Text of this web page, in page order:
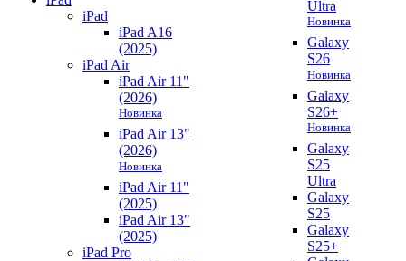
iPad
iPad A16
(2025)
iPad Air
iPad Air 11"
(2026)
Новинка
iPad Air 13"
(2026)
Новинка
iPad Air 11"
(2025)
iPad Air 13"
(2025)
iPad Pro
Ultra
Новинка
Galaxy
S26
Новинка
Galaxy
S26+
Новинка
Galaxy
S25
Ultra
Galaxy
S25
Galaxy
S25+